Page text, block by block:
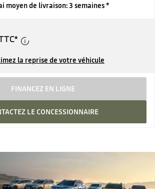
moyen de livraison: 3 semaines *
*
la reprise de votre véhicule
FINANCEZ EN LIGNE
LE CONCESSIONNAIRE